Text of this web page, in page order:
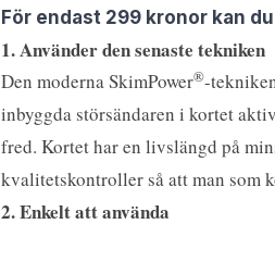
För endast 299 kronor kan
1. Använder den senaste tekniken
Den moderna SkimPower®-
inbyggda störsändaren i kortet
fred. Kortet har en livslängd på
kvalitetskontroller så att man som
2. Enkelt att använda